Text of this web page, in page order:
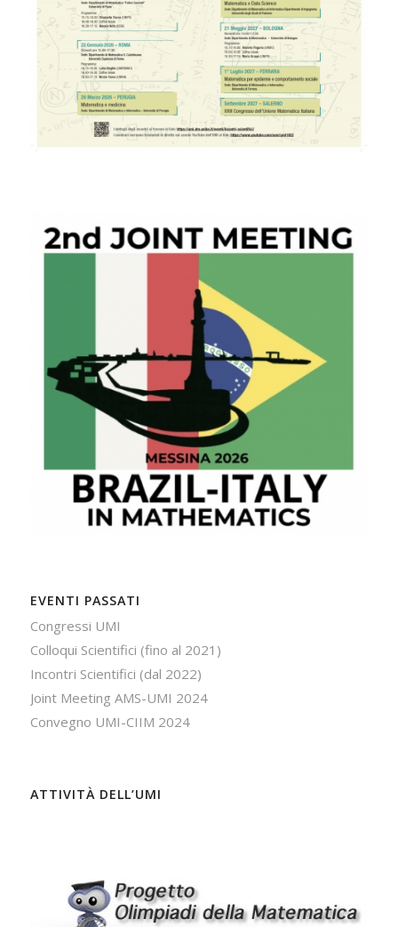
EVENTI PASSATI
Congressi UMI
Colloqui Scientifici (fino al 2021)
Incontri Scientifici (dal 2022)
Joint Meeting AMS-UMI 2024
Convegno UMI-CIIM 2024
ATTIVITÀ DELL’UMI